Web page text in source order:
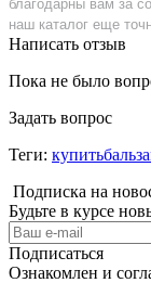
благодарны вам за
наш каталог еще
Написать отзыв
Пока не было
Задать вопрос
Теги:
Подписка на
Будьте в курсе
Подписаться
Ознакомлен и